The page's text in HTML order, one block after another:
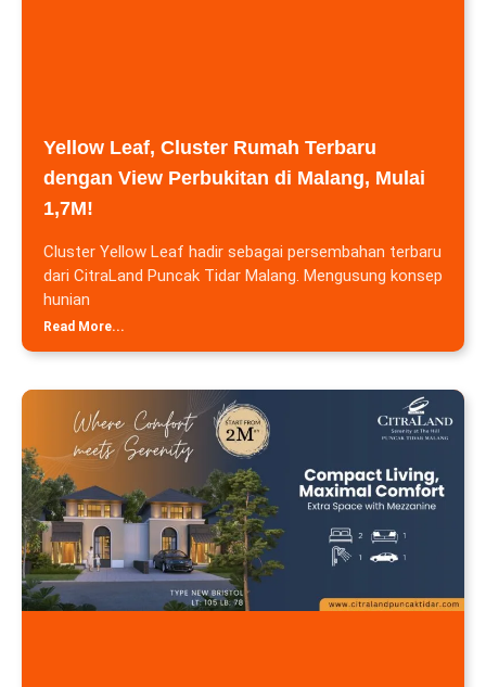
Yellow Leaf, Cluster Rumah Terbaru
dengan View Perbukitan di Malang, Mulai
1,7M!
Cluster Yellow Leaf hadir sebagai persembahan terbaru
dari CitraLand Puncak Tidar Malang. Mengusung konsep
hunian
Read More...